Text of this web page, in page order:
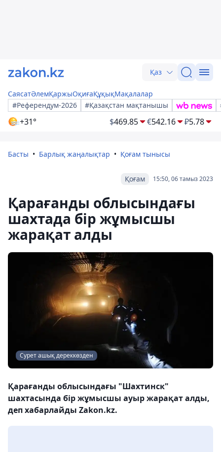
Қаз
СаясатӘлемҚаржыОқиғаҚұқықМақалалар
#Референдум-2026
#Қазақстан мақтанышы
+31° $469.85 €542.16 ₽5.78
Басты Барлық жаңалықтар Қоғам тынысы
15:50, 06 тамыз 2023
Қоғам
Қарағанды облысындағы
шахтада бір жұмысшы
жарақат алды
Сурет ашық дереккөзден
Қарағанды облысындағы "Шахтинск"
шахтасында бір жұмысшы ауыр жарақат алды,
деп хабарлайды Zakon.kz.